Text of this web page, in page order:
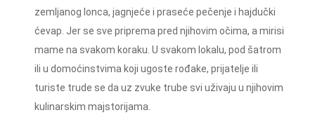
zemljanog lonca, jagnjeće i praseće pečenje i hajdučki
ćevap. Jer se sve priprema pred njihovim očima, a mirisi
mame na svakom koraku. U svakom lokalu, pod šatrom
ili u domoćinstvima koji ugoste rođake, prijatelje ili
turiste trude se da uz zvuke trube svi uživaju u njihovim
kulinarskim majstorijama.